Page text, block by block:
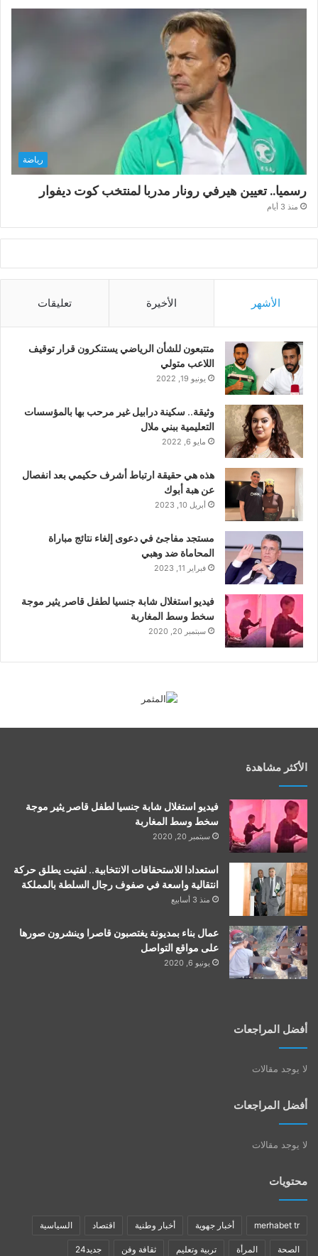
رياضة
رسميا.. تعيين هيرفي رونار مدربا لمنتخب كوت ديفوار
منذ 3 أيام
الأشهر الأخيرة تعليقات
متتبعون للشأن الرياضي يستنكرون قرار توقيف
اللاعب متولي
يونيو 19, 2022
وثيقة.. سكينة درابيل غير مرحب بها بالمؤسسات
التعليمية ببني ملال
مايو 6, 2022
هذه هي حقيقة ارتباط أشرف حكيمي بعد انفصال
عن هبة أبوك
أبريل 10, 2023
مستجد مفاجئ في دعوى إلغاء نتائج مباراة
المحاماة ضد وهبي
فبراير 11, 2023
فيديو استغلال شابة جنسيا لطفل قاصر يثير موجة
سخط وسط المغاربة
سبتمبر 20, 2020
الأكثر مشاهدة
فيديو استغلال شابة جنسيا لطفل قاصر يثير موجة
سخط وسط المغاربة
سبتمبر 20, 2020
استعدادا للاستحقاقات الانتخابية.. لفتيت يطلق حركة
انتقالية واسعة في صفوف رجال السلطة بالمملكة
منذ 3 أسابيع
عمال بناء بمديونة يغتصبون قاصرا وينشرون صورها
على مواقع التواصل
يونيو 6, 2020
أفضل المراجعات
لا يوجد مقالات
أفضل المراجعات
لا يوجد مقالات
محتويات
merhabet tr أخبار جهوية أخبار وطنية اقتصاد السياسية
الصحة المرأة تربية وتعليم ثقافة وفن جديد24